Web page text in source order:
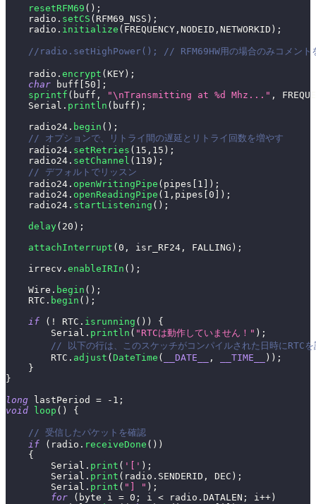
resetRFM69 ( ) ;
    radio
. setCS ( RFM69_NSS ) ;
    radio
. initialize ( FREQUENCY , NODEID , NETWORKID ) ;
//radio.setHighPower(); // RFM69HW用の場合のみコメント
    radio
. encrypt ( KEY ) ;
char buff 50
;
sprintf ( buff , "\nTransmitting at %d Mhz..." ,
    Serial
. println ( buff ) ;
    radio24
. begin ( ) ;
// オプションで、リトライ間の遅延とリトライ回数を増やす
    radio24
. setRetries ( 15 , 15 ) ;
    radio24
. setChannel ( 119 ) ;
// デフォルトでリッスン
    radio24
. openWritingPipe ( pipes 1 ) ;
    radio24
. openReadingPipe ( 1 , pipes 0 ) ;
    radio24
. startListening ( ) ;
delay( 20 ) ;
attachInterrupt ( 0 , isr_RF24 , FALLING ) ;
    irrecv
. enableIRIn ( ) ;
    Wire
. begin ( ) ;
    RTC
. begin ( ) ;
if
( ! RTC . isrunning ( ) )
{
        Serial
. println ( "RTCは動作していません！" ) ;
// 以下の行は、このスケッチがコンパイルされた日時にRTCを
        RTC
. adjust ( DateTime ( __DATE__ , __TIME__ ) ) ;
}
}
long lastPeriod = - 1 ;
void
loop ( ) {
// 受信したパケットを確認
if
( radio . receiveDone ( ) )
{
        Serial
. print ( '[' ) ;
        Serial
. print ( radio . SENDERID , DEC ) ;
        Serial
. print ( "] " ) ;
for
( byte i = 0 ; i < radio . DATALEN ; i ++ )